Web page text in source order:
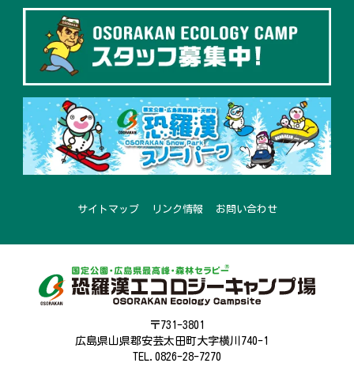
サイトマップ リンク情報 お問い合わせ
〒731-3801
広島県山県郡安芸太田町大字横川740-1
TEL.0826-28-7270